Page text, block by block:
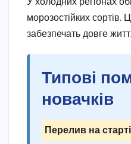
У холодних регіонах
морозостійких сортів.
забезпечать довге
Типові
новачків
Перелив на